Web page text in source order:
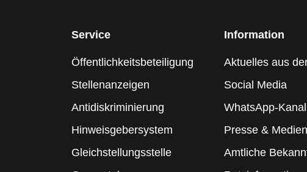
Service
Öffentlichkeitsbeteiligung
Stellenanzeigen
Antidiskriminierung
Hinweisgebersystem
Gleichstellungsstelle
Information
Aktuelles aus
Social Media
WhatsApp-Kanal
Presse & Medien
Amtliche